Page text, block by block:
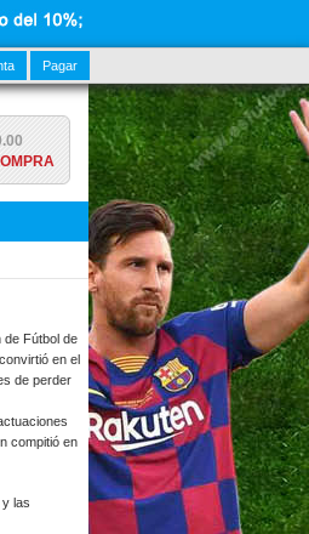
Pagar
Fútbol de
en el
de perder
compitió en
las